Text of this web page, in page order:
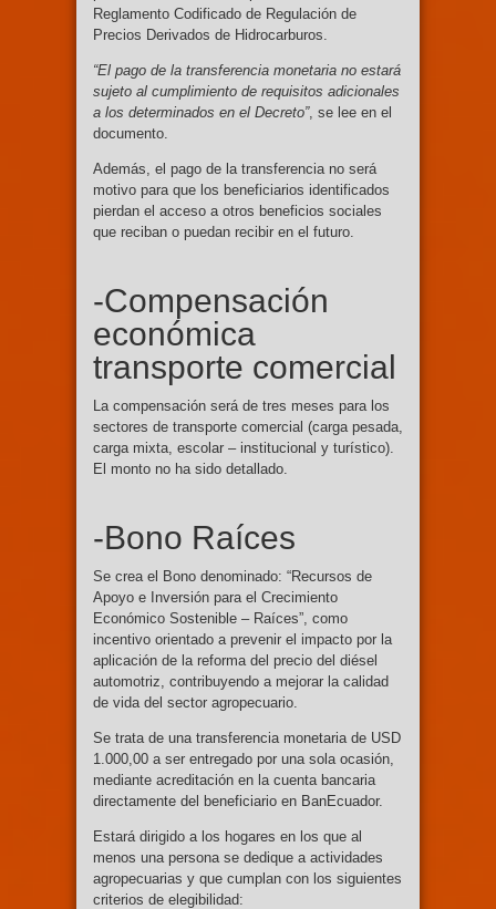
Reglamento Codificado de Regulación de
Precios Derivados de Hidrocarburos.
“El pago de la transferencia monetaria no estará
sujeto al cumplimiento de requisitos adicionales
a los determinados en el Decreto”, se lee en el
documento.
Además, el pago de la transferencia no será
motivo para que los beneficiarios identificados
pierdan el acceso a otros beneficios sociales
que reciban o puedan recibir en el futuro.
-Compensación
económica
transporte comercial
La compensación será de tres meses para los
sectores de transporte comercial (carga pesada,
carga mixta, escolar – institucional y turístico).
El monto no ha sido detallado.
-Bono Raíces
Se crea el Bono denominado: “Recursos de
Apoyo e Inversión para el Crecimiento
Económico Sostenible – Raíces”, como
incentivo orientado a prevenir el impacto por la
aplicación de la reforma del precio del diésel
automotriz, contribuyendo a mejorar la calidad
de vida del sector agropecuario.
Se trata de una transferencia monetaria de USD
1.000,00 a ser entregado por una sola ocasión,
mediante acreditación en la cuenta bancaria
directamente del beneficiario en BanEcuador.
Estará dirigido a los hogares en los que al
menos una persona se dedique a actividades
agropecuarias y que cumplan con los siguientes
criterios de elegibilidad: